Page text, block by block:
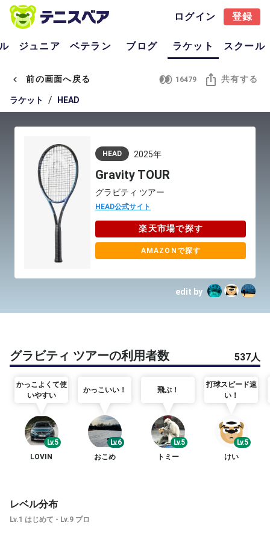
ログイン 登録
ジュニア ベテラン ブログ ラケット スクール
前の画面へ戻る 16479 共有する
ラケット / HEAD
HEAD 2025年
Gravity TOUR
グラビティ ツアー
HEAD公式サイト
楽天市場で探す
AMAZONで探す
edit by
グラビティ ツアーの利用者数 537人
かっこよくて使
いやすい
Lv.5
LOVIN
かっこいい！
Lv.6
おこめ
飛ぶ！
Lv.5
トミー
打球スピード速
い！
Lv.5
けい
レベル分布
Lv.1 はじめて - Lv.9 プロ